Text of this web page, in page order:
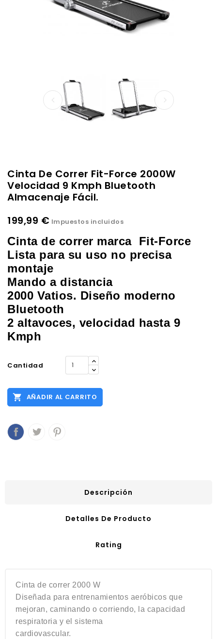
Cinta De Correr Fit-Force 2000W
Velocidad 9 Kmph Bluetooth
Almacenaje Fácil.
199,99 € Impuestos incluidos
Cinta de correr marca Fit-Force
Lista para su uso no precisa
montaje
Mando a distancia
2000 Vatios. Diseño moderno
Bluetooth
2 altavoces, velocidad hasta 9
Kmph
Cantidad
 AÑADIR AL CARRITO
Descripción
Detalles De Producto
Rating
Cinta de correr 2000 W
Diseñada para entrenamientos aeróbicos que
mejoran, caminando o corriendo, la capacidad
respiratoria y el sistema
cardiovascular.